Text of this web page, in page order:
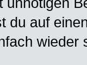
du auf
wieder